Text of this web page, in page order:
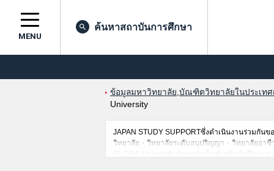
MENU
ค้นหาสถาบันการศึกษา
ข้อมูลมหาวิทยาลัย,บัณฑิตวิทยาลัยในประเท
University
JAPAN STUDY SUPPORTซึ่งดำเนินงานร่วมกั
วิทยาลัย・วิทยาลัยระดับอนุปริญญา・วิทยาลัยอาชี
GLOBIS University,ข้อมูลจำเป็นสำหรับนักศึกษ